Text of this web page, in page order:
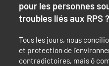
pour les personnes
troubles liés aux RPS ?
Tous les jours, nous
et protection de
contradictoires, mais ô